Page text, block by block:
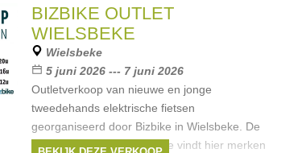
BIZBIKE OUTLET
WIELSBEKE
Wielsbeke
5 juni 2026 --- 7 juni 2026
Outletverkoop van nieuwe en jonge
tweedehands elektrische fietsen
georganiseerd door Bizbike in Wielsbeke. De
prijzen starten aan €800. Je vindt hier merken